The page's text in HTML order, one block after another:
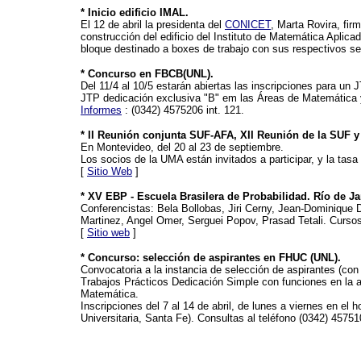
* Inicio edificio IMAL.
El 12 de abril la presidenta del CONICET, Marta Rovira,
construcción del edificio del Instituto de Matemática
bloque destinado a boxes de trabajo con sus respectivos
* Concurso en FBCB(UNL).
Del 11/4 al 10/5 estarán abiertas las inscripciones para
JTP dedicación exclusiva "B" em las Áreas de
Informes : (0342) 4575206 int. 121.
* II Reunión conjunta SUF-AFA, XII Reunión de la SUF
En Montevideo, del 20 al 23 de septiembre.
Los socios de la UMA están invitados a participar, y la
[ Sitio Web ]
* XV EBP - Escuela Brasilera de Probabilidad. Río de
Conferencistas: Bela Bollobas, Jiri Cerny, Jean-
Martinez, Angel Omer, Serguei Popov, Prasad Tetali.
[ Sitio web ]
* Concurso: selección de aspirantes en FHUC (UNL).
Convocatoria a la instancia de selección de aspirantes
Trabajos Prácticos Dedicación Simple con funciones en la
Matemática.
Inscripciones del 7 al 14 de abril, de lunes a viernes en el
Universitaria, Santa Fe). Consultas al teléfono (0342)